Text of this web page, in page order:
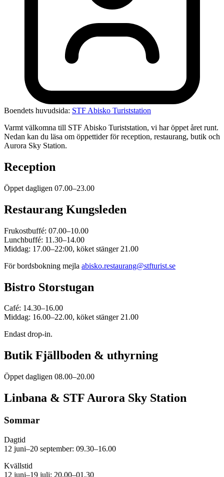
Boendets huvudsida: STF Abisko Turiststation
Varmt välkomna till STF Abisko Turiststation, vi har öppet året runt.
Nedan kan du läsa om öppettider för reception, restaurang, butik och
Aurora Sky Station.
Reception
Öppet dagligen 07.00–23.00
Restaurang Kungsleden
Frukostbuffé: 07.00–10.00
Lunchbuffé: 11.30–14.00
Middag: 17.00–22:00, köket stänger 21.00
För bordsbokning mejla abisko.restaurang@stfturist.se
Bistro Storstugan
Café: 14.30–16.00
Middag: 16.00–22.00, köket stänger 21.00
Endast drop-in.
Butik Fjällboden & uthyrning
Öppet dagligen 08.00–20.00
Linbana & STF Aurora Sky Station
Sommar
Dagtid
12 juni–20 september: 09.30–16.00
Kvällstid
12 juni–19 juli: 20.00–01.30